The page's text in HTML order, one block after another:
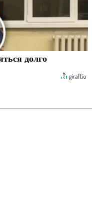
долго